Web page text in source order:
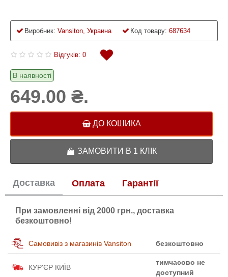
Виробник: Vansiton, Украина Код товару: 687634
Відгуків: 0
В наявності
649.00 ₴.
ДО КОШИКА
ЗАМОВИТИ В 1 КЛІК
Доставка Оплата Гарантії
При замовленні від 2000 грн., доставка
безкоштовно!
Самовивіз з магазинів Vansiton безкоштовно
КУР'ЄР КИЇВ
тимчасово не
доступний